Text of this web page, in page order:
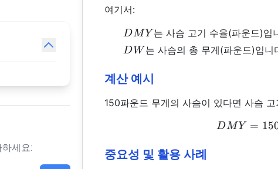
세요:
여기서:
DMY
DMY 는 사슴 고기 수율(파운드)입
DW
DW 는 사슴의 총 무게(파운드)입니
계산 예시
150파운드 무게의 사슴이 있다면 사슴
DMY =
중요성 및 활용 사례